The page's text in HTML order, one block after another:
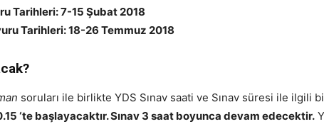
Tarihleri: 7-15 Şubat 2018
Tarihleri: 18-26 Temmuz 2018
soruları ile birlikte YDS Sınav saati ve Sınav süresi ile ilgili
‘te başlayacaktır. Sınav 3 saat boyunca devam edecektir.